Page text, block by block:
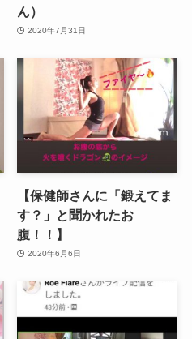
ん）
2020年7月31日
【保健師さんに「鍛えてま
す？」と聞かれたお
腹！！】
2020年6月6日